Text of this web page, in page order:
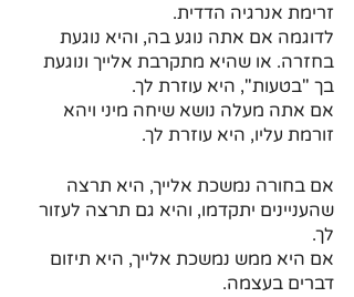
זרימת אנרגיה הדדית.
לדוגמה אם אתה נוגע בה, והיא נוגעת
בחזרה. או שהיא מתקרבת אלייך ונוגעת
בך "בטעות", היא עוזרת לך.
אם אתה מעלה נושא שיחה מיני ויהא
זורמת עליו, היא עוזרת לך.
אם בחורה נמשכת אלייך, היא תרצה
שהעניינים יתקדמו, והיא גם תרצה לעזור
לך.
אם היא ממש נמשכת אלייך, היא תיזום
דברים בעצמה.